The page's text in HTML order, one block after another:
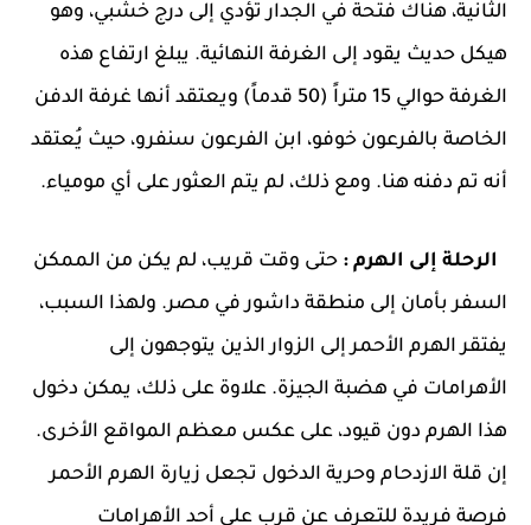
الثانية، هناك فتحة في الجدار تؤدي إلى درج خشبي، وهو
هيكل حديث يقود إلى الغرفة النهائية. يبلغ ارتفاع هذه
الغرفة حوالي 15 متراً (50 قدماً) ويعتقد أنها غرفة الدفن
الخاصة بالفرعون خوفو، ابن الفرعون سنفرو، حيث يُعتقد
أنه تم دفنه هنا. ومع ذلك، لم يتم العثور على أي مومياء.
الرحلة إلى الهرم : حتى وقت قريب، لم يكن من الممكن
السفر بأمان إلى منطقة داشور في مصر. ولهذا السبب،
يفتقر الهرم الأحمر إلى الزوار الذين يتوجهون إلى
الأهرامات في هضبة الجيزة. علاوة على ذلك، يمكن دخول
هذا الهرم دون قيود، على عكس معظم المواقع الأخرى.
إن قلة الازدحام وحرية الدخول تجعل زيارة الهرم الأحمر
فرصة فريدة للتعرف عن قرب على أحد الأهرامات